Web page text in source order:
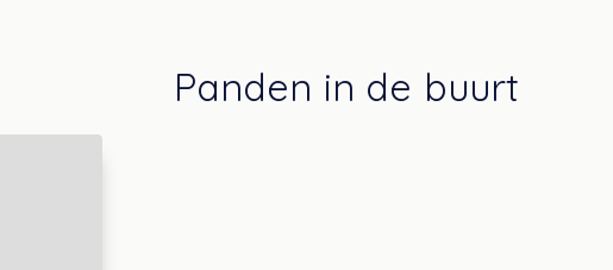
Panden in de buurt